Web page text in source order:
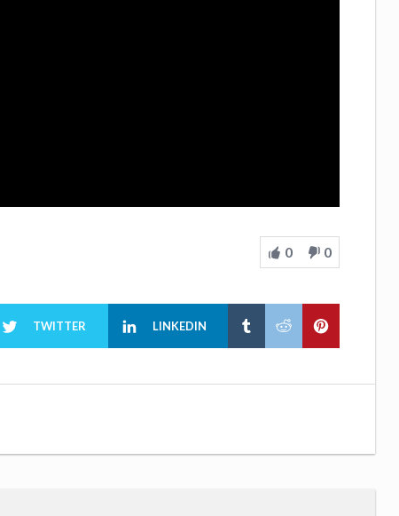
0 0
TWITTER LINKEDIN